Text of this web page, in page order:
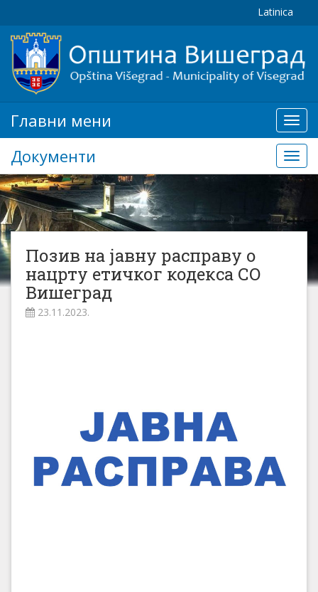
Latinica
мени
Главни мени
Документи
Позив на јавну расправу о
нацрту етичког кодекса СО
Вишеград
23.11.2023.